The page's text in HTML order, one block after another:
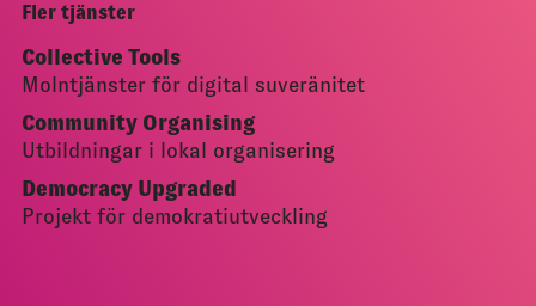
Fler tjänster
Collective Tools
Molntjänster för digital suveränitet
Community Organising
Utbildningar i lokal organisering
Democracy Upgraded
Projekt för demokratiutveckling